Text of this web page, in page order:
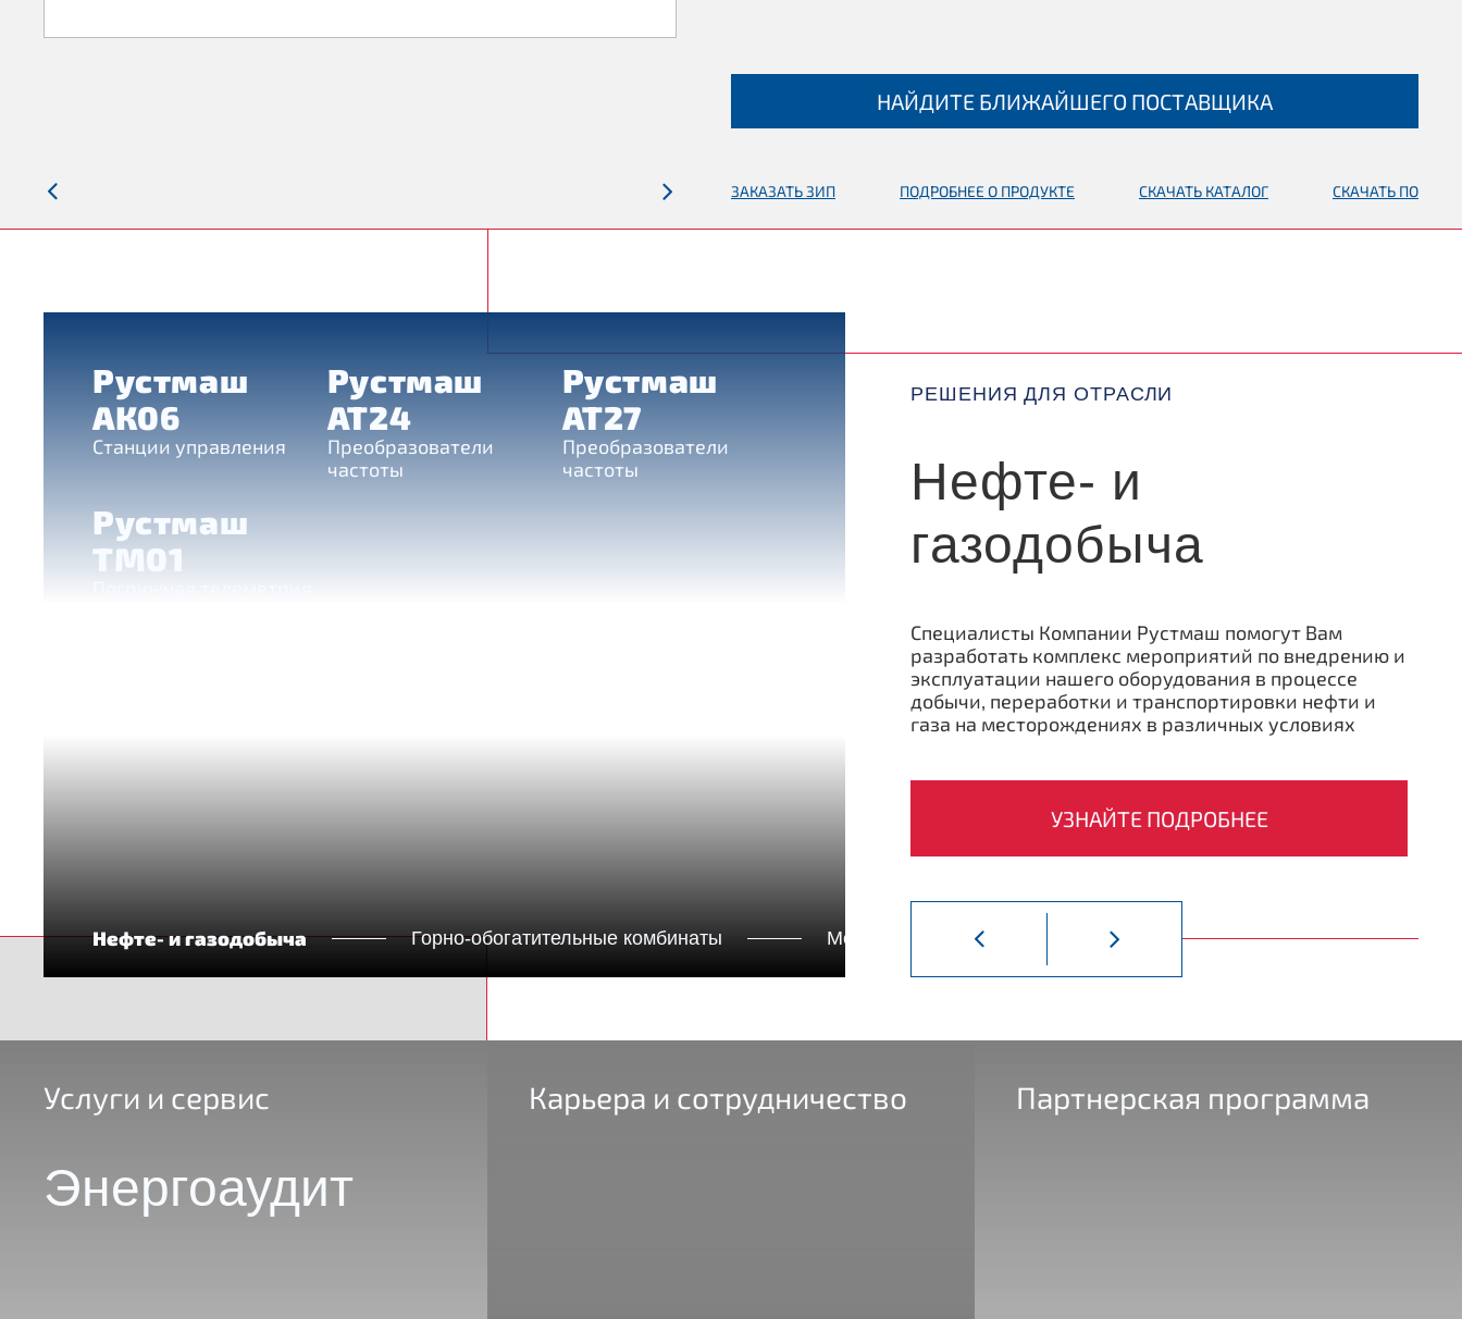
НАЙДИТЕ БЛИЖАЙШЕГО ПОСТАВЩИКА
ЗАКАЗАТЬ ЗИП ПОДРОБНЕЕ О ПРОДУКТЕ СКАЧАТЬ КАТАЛОГ СКАЧАТЬ ПО
Рустмаш
АК06
Станции управления
Рустмаш
АТ24
Преобразователи
частоты
Рустмаш
АТ27
Преобразователи
частоты
Рустмаш
ТМ01
Нефте- и газодобыча Горно-обогатительные комбинаты Металлургия Добыча полезных ископаемых
РЕШЕНИЯ ДЛЯ ОТРАСЛИ
Нефте- и
газодобыча
Специалисты Компании Рустмаш помогут Вам
разработать комплекс мероприятий по внедрению и
эксплуатации нашего оборудования в процессе
добычи, переработки и транспортировки нефти и
газа на месторождениях в различных условиях
УЗНАЙТЕ ПОДРОБНЕЕ
Услуги и сервис
Энергоаудит
Карьера и сотрудничество Партнерская программа